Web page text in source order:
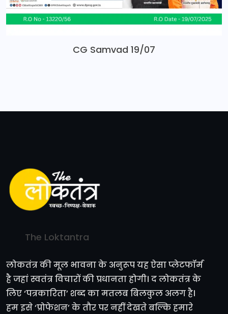
CG Samvad 19/07
The Loktantra
लोकतंत्र की मूल भावना के अनुरूप यह ऐसा प्लेटफॉर्म
है जहां स्वतंत्र विचारों की प्रधानता होगी। द लोकतंत्र के
लिए ‘पत्रकारिता’ शब्द का मतलब बिलकुल अलग है।
हम इसे ‘प्रोफेशन’ के तौर पर नहीं देखते बल्कि हमारे